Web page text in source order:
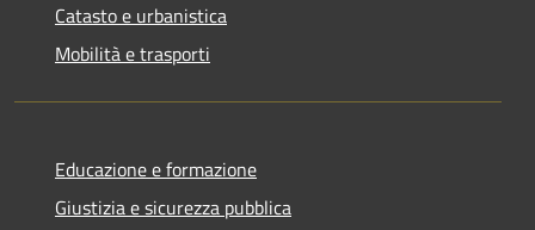
Catasto e urbanistica
Mobilità e trasporti
Educazione e formazione
Giustizia e sicurezza pubblica